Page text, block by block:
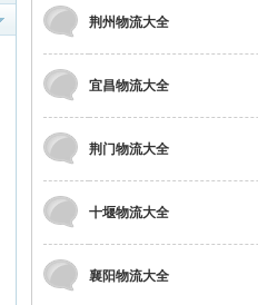
荆州物流大全
宜昌物流大全
荆门物流大全
十堰物流大全
襄阳物流大全